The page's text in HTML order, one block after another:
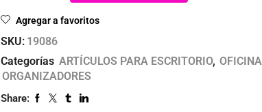
Agregar a favoritos
SKU: 19086
Categorías ARTÍCULOS PARA ESCRITORIO, OFICINA
ORGANIZADORES
Share: